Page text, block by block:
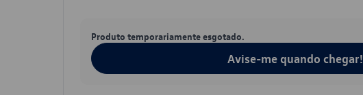
Produto temporariamente esgotado.
Avise-me quando chegar!